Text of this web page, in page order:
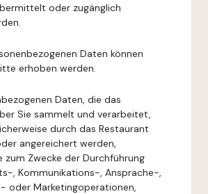
oder zugänglich
Daten können
erhoben werden.
Daten, die das
Sie sammelt und verarbeitet,
durch das Restaurant
angereichert werden,
zum Zwecke der Durchführung
, Kommunikations-, Ansprache-,
oder Marketingoperationen,